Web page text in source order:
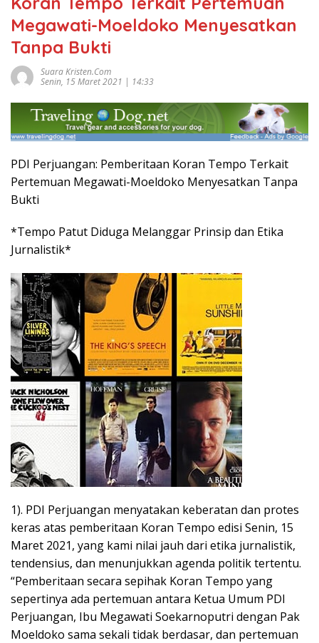
Megawati-Moeldoko Menyesatkan
Tanpa Bukti
Suara Kristen.com
Senin, 15 Maret 2021 | 14:33
PDI Perjuangan: Pemberitaan Koran Tempo Terkait
Pertemuan Megawati-Moeldoko Menyesatkan Tanpa
Bukti
*Tempo Patut Diduga Melanggar Prinsip dan Etika
Jurnalistik*
1). PDI Perjuangan menyatakan keberatan dan protes
keras atas pemberitaan Koran Tempo edisi Senin, 15
Maret 2021, yang kami nilai jauh dari etika jurnalistik,
tendensius, dan menunjukkan agenda politik tertentu.
“Pemberitaan secara sepihak Koran Tempo yang
sepertinya ada pertemuan antara Ketua Umum PDI
Perjuangan, Ibu Megawati Soekarnoputri dengan Pak
Moeldoko sama sekali tidak berdasar, dan pertemuan